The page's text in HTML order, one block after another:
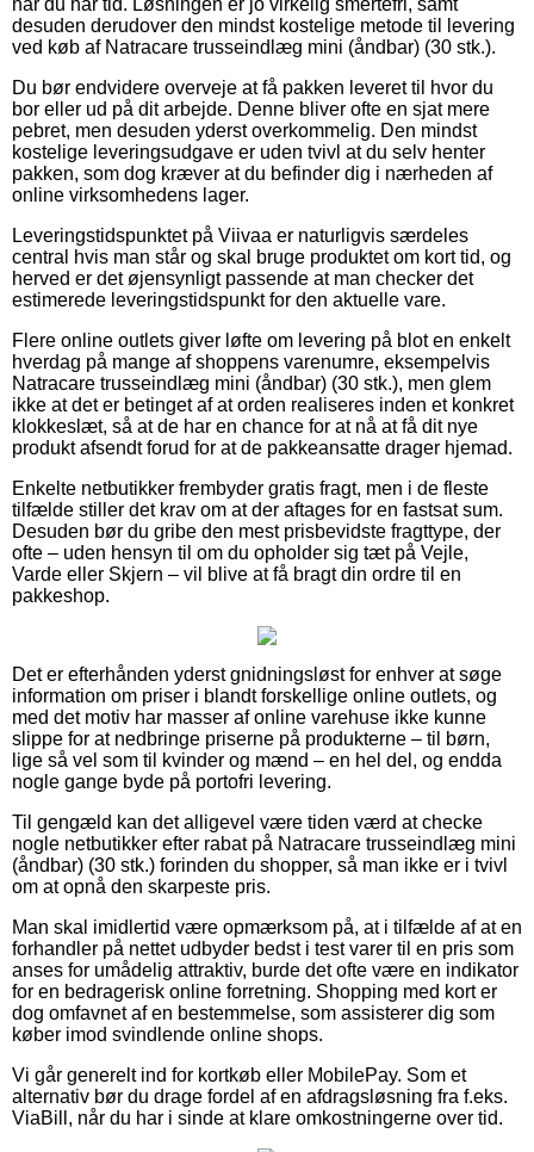
desuden derudover den mindst kostelige metode til levering
ved køb af Natracare trusseindlæg mini (åndbar) (30 stk.).
Du bør endvidere overveje at få pakken leveret til hvor du
bor eller ud på dit arbejde. Denne bliver ofte en sjat mere
pebret, men desuden yderst overkommelig. Den mindst
kostelige leveringsudgave er uden tvivl at du selv henter
pakken, som dog kræver at du befinder dig i nærheden af
online virksomhedens lager.
Leveringstidspunktet på Viivaa er naturligvis særdeles
central hvis man står og skal bruge produktet om kort tid, og
herved er det øjensynligt passende at man checker det
estimerede leveringstidspunkt for den aktuelle vare.
Flere online outlets giver løfte om levering på blot en enkelt
hverdag på mange af shoppens varenumre, eksempelvis
Natracare trusseindlæg mini (åndbar) (30 stk.), men glem
ikke at det er betinget af at orden realiseres inden et konkret
klokkeslæt, så at de har en chance for at nå at få dit nye
produkt afsendt forud for at de pakkeansatte drager hjemad.
Enkelte netbutikker frembyder gratis fragt, men i de fleste
tilfælde stiller det krav om at der aftages for en fastsat sum.
Desuden bør du gribe den mest prisbevidste fragttype, der
ofte – uden hensyn til om du opholder sig tæt på Vejle,
Varde eller Skjern – vil blive at få bragt din ordre til en
pakkeshop.
Det er efterhånden yderst gnidningsløst for enhver at søge
information om priser i blandt forskellige online outlets, og
med det motiv har masser af online varehuse ikke kunne
slippe for at nedbringe priserne på produkterne – til børn,
lige så vel som til kvinder og mænd – en hel del, og endda
nogle gange byde på portofri levering.
Til gengæld kan det alligevel være tiden værd at checke
nogle netbutikker efter rabat på Natracare trusseindlæg mini
(åndbar) (30 stk.) forinden du shopper, så man ikke er i tvivl
om at opnå den skarpeste pris.
Man skal imidlertid være opmærksom på, at i tilfælde af at en
forhandler på nettet udbyder bedst i test varer til en pris som
anses for umådelig attraktiv, burde det ofte være en indikator
for en bedragerisk online forretning. Shopping med kort er
dog omfavnet af en bestemmelse, som assisterer dig som
køber imod svindlende online shops.
Vi går generelt ind for kortkøb eller MobilePay. Som et
alternativ bør du drage fordel af en afdragsløsning fra f.eks.
ViaBill, når du har i sinde at klare omkostningerne over tid.